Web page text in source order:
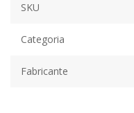
SKU
Categoria
Fabricante